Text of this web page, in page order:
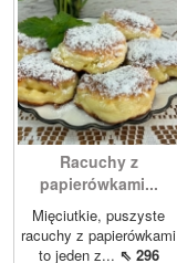
Racuchy z
papierówkami...
Mięciutkie, puszyste
racuchy z papierówkami
to jeden z... ⇖ 296